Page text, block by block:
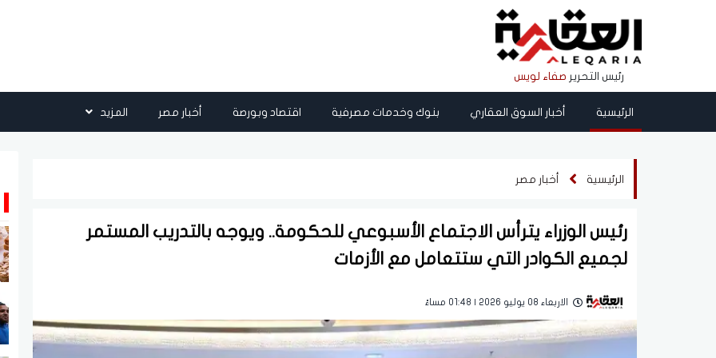
رئيس التحرير صفاء لويس
الرئيسية أخبار السوق العقاري بنوك وخدمات مصرفية اقتصاد وبورصة أخبار مصر المزيد
الرئيسية أخبار مصر
رئيس الوزراء يترأس الاجتماع الأسبوعي للحكومة.. ويوجه بالتدريب المستمر
لجميع الكوادر التي ستتعامل مع الأزمات
الاربعاء 08 يوليو 2026 | 01:48 مساءً